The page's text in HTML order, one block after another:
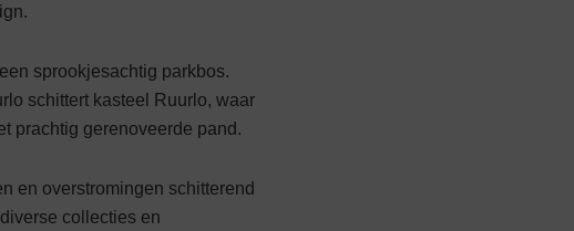
sprookjesachtig parkbos.
schittert kasteel Ruurlo, waar
prachtig ge­renoveerde pand.
en overstromingen schitterend
collecties en